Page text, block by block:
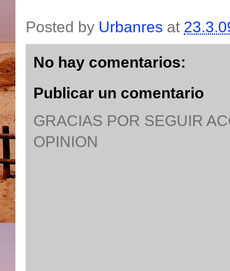
Posted by Urbanres at
No hay comentarios:
Publicar un comentario
GRACIAS POR SEGUIR
OPINION